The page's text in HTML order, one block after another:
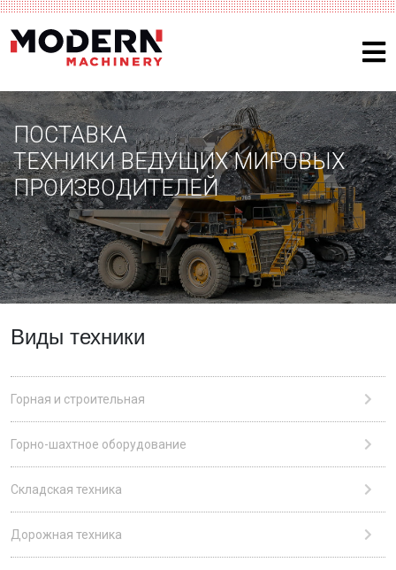
ПОСТАВКА
ТЕХНИКИ ВЕДУЩИХ МИРОВЫХ
ПРОИЗВОДИТЕЛЕЙ
Виды техники
Горная и строительная
Горно-шахтное оборудование
Складская техника
Дорожная техника